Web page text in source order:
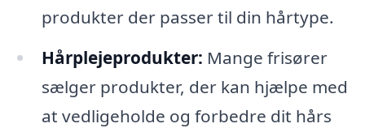
produkter der passer til din hårtype.
Hårplejeprodukter: Mange frisører
sælger produkter, der kan hjælpe med
at vedligeholde og forbedre dit hårs